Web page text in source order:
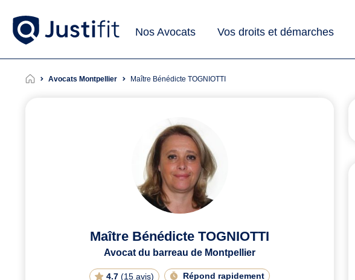
Nos Avocats Vos droits et démarches
Avocats Montpellier Maître Bénédicte TOGNIOTTI
Maître Bénédicte TOGNIOTTI
Avocat du barreau de Montpellier
4.7(15 avis) Répond rapidement